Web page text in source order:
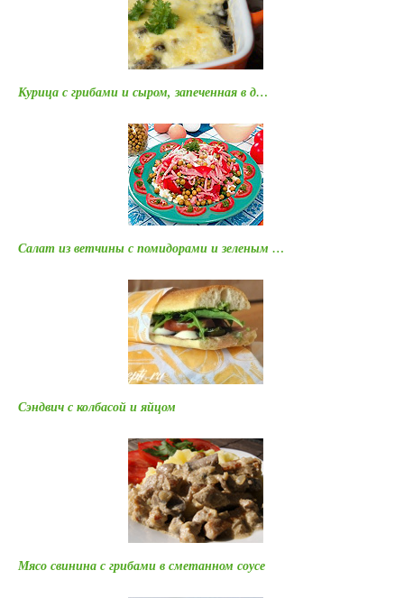
Курица с грибами и сыром, запеченная в д…
Салат из ветчины с помидорами и зеленым …
Сэндвич с колбасой и яйцом
Мясо свинина с грибами в сметанном соусе